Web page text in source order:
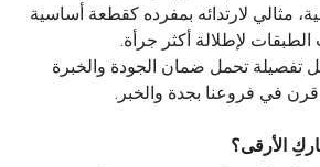
مثالي لارتدائه بمفرده كقطعة أساسية
الطبقات لإطلالة أكثر جرأة.
تفصيلة تحمل ضمان الجودة والخبرة
قرن في فروعنا بجدة والخبر.
الأرقى؟